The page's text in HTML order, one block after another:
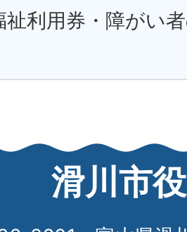
祉利用券・障がい
滑川市